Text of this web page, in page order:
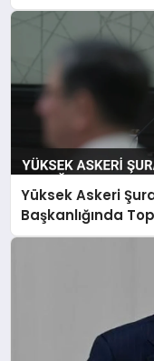
Yüksek Askeri
Başkanlığında